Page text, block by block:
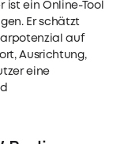
ist ein Online-Tool
Er schätzt
auf
Ausrichtung,
eine